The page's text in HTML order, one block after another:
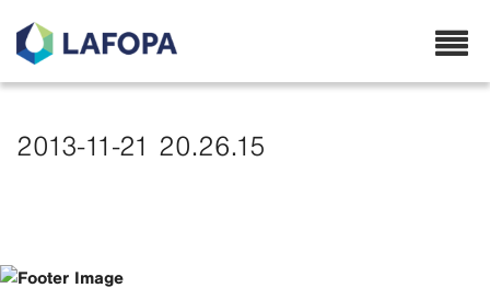
Lafopa.no
2013-11-21 20.26.15